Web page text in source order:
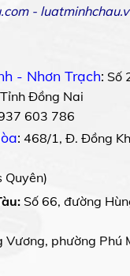
-
- Nhơn Trạch: Số
Đồng Nai
603 786
: 468/1, Đ. Đồng
Số 66, đường
Vương, phường Phú